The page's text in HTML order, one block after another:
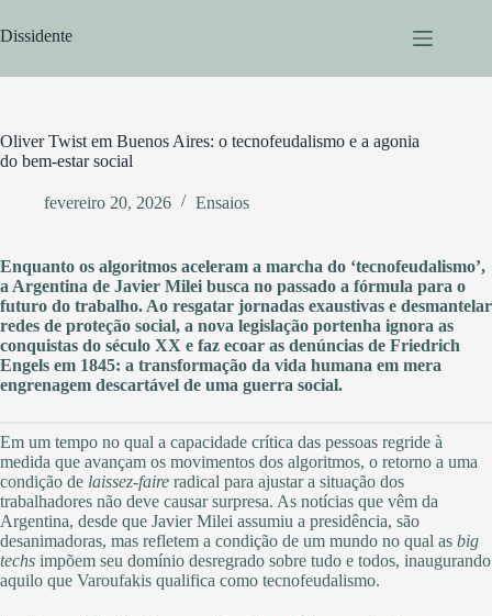
para
o
Dissidente
Oliver Twist em Buenos Aires: o tecnofeudalismo e a agonia
do bem-estar social
fevereiro 20, 2026 Ensaios
Enquanto os algoritmos aceleram a marcha do ‘tecnofeudalismo’,
a Argentina de Javier Milei busca no passado a fórmula para o
futuro do trabalho. Ao resgatar jornadas exaustivas e desmantelar
redes de proteção social, a nova legislação portenha ignora as
conquistas do século XX e faz ecoar as denúncias de Friedrich
Engels em 1845: a transformação da vida humana em mera
engrenagem descartável de uma guerra social.
Em um tempo no qual a capacidade crítica das pessoas regride à
medida que avançam os movimentos dos algoritmos, o retorno a uma
condição de laissez-faire radical para ajustar a situação dos
trabalhadores não deve causar surpresa. As notícias que vêm da
Argentina, desde que Javier Milei assumiu a presidência, são
desanimadoras, mas refletem a condição de um mundo no qual as big
techs impõem seu domínio desregrado sobre tudo e todos, inaugurando
aquilo que Varoufakis qualifica como tecnofeudalismo.